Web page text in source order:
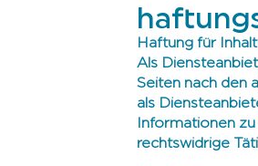
Haftung für
Als
Seiten nach den
als
Informationen
rechtswidrige